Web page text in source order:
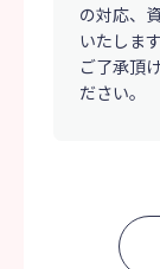
の対応、
いたします
ご了承頂
ださい。